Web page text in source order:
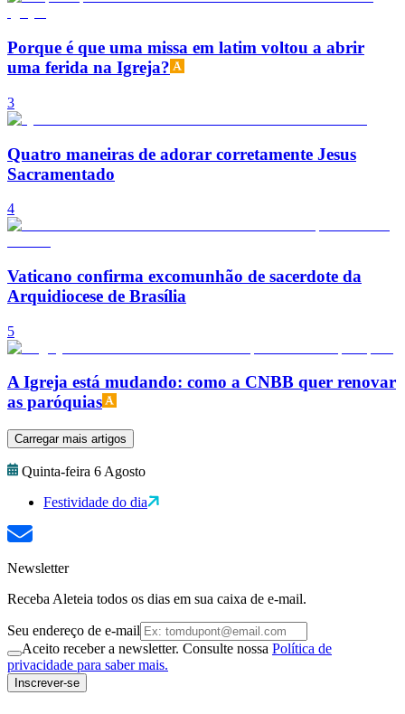
Porque é que uma missa em latim voltou a abrir
uma ferida na Igreja?
3
Quatro maneiras de adorar corretamente Jesus
Sacramentado
4
Vaticano confirma excomunhão de sacerdote da
Arquidiocese de Brasília
5
A Igreja está mudando: como a CNBB quer renovar
as paróquias
Carregar mais artigos
Quinta-feira 6 Agosto
Festividade do dia
Newsletter
Receba Aleteia todos os dias em sua caixa de e-mail.
Seu endereço de e-mail
Aceito receber a newsletter. Consulte nossa Política de
privacidade para saber mais.
Inscrever-se